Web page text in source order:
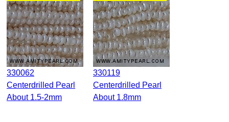
330062
Centerdrilled Pearl
About 1.5-2mm
330119
Centerdrilled Pearl
About 1.8mm